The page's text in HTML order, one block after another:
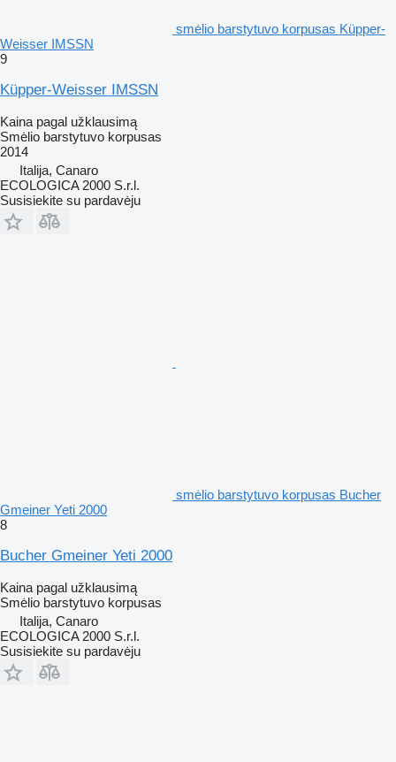
smėlio barstytuvo korpusas Küpper-
Weisser IMSSN
9
Küpper-Weisser IMSSN
Kaina pagal užklausimą
Smėlio barstytuvo korpusas
2014
Italija, Canaro
ECOLOGICA 2000 S.r.l.
Susisiekite su pardavėju
smėlio barstytuvo korpusas Bucher
Gmeiner Yeti 2000
8
Bucher Gmeiner Yeti 2000
Kaina pagal užklausimą
Smėlio barstytuvo korpusas
Italija, Canaro
ECOLOGICA 2000 S.r.l.
Susisiekite su pardavėju